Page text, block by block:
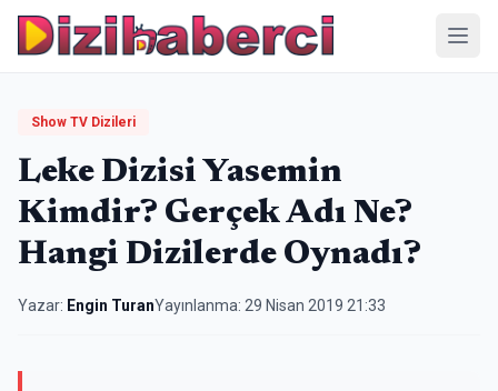
Show TV Dizileri
Leke Dizisi Yasemin
Kimdir? Gerçek Adı Ne?
Hangi Dizilerde Oynadı?
Yazar: Engin TuranYayınlanma: 29 Nisan 2019 21:33